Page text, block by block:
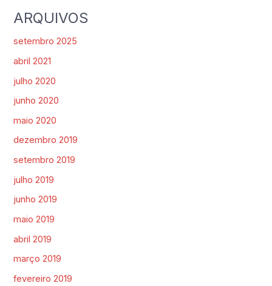
ARQUIVOS
setembro 2025
abril 2021
julho 2020
junho 2020
maio 2020
dezembro 2019
setembro 2019
julho 2019
junho 2019
maio 2019
abril 2019
março 2019
fevereiro 2019